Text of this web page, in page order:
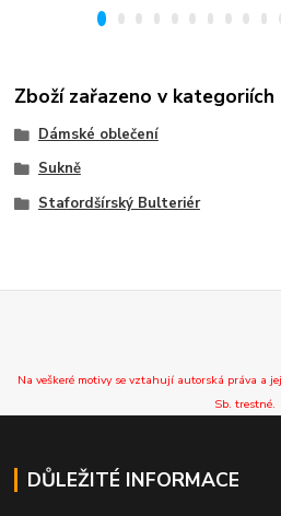
Zboží zařazeno v kategoriích
Dámské oblečení
Sukně
Stafordšírský Bulteriér
Na veškeré motivy se vztahují autorská práva a
Sb. trestné.
DŮLEŽITÉ INFORMACE